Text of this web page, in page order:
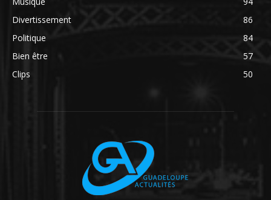
Divertissement
86
Politique
84
Bien être
57
Clips
50